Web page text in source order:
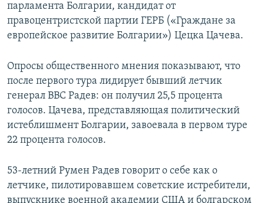
парламента Болгарии, кандидат от
правоцентристской партии ГЕРБ («Граждане за
европейское развитие Болгарии») Цецка Цачева.
Опросы общественного мнения показывают, что
после первого тура лидирует бывший летчик
генерал ВВС Радев: он получил 25,5 процента
голосов. Цачева, представляющая политический
истеблишмент Болгарии, завоевала в первом туре
22 процента голосов.
53-летний Румен Радев говорит о себе как о
летчике, пилотировавшем советские истребители,
выпускнике военной академии США и болгарском